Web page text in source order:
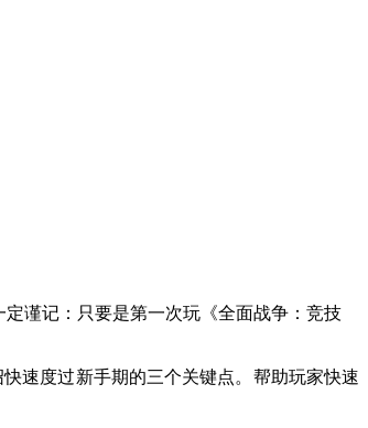
谨记：只要是第一次玩《全面战争：竞技
速度过新手期的三个关键点。帮助玩家快速